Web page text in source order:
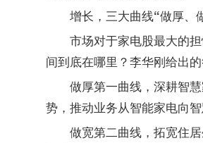
增长，三大曲线“做厚、
市场对于家电股最大的
间到底在哪里？李华刚给出
做厚第一曲线，深耕智慧
势，推动业务从智能家电向
做宽第二曲线，拓宽住居